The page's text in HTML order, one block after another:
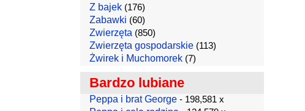
Z bajek(176)
Zabawki (60)
Zwierzęta (850)
Zwierzęta gospodarskie(113)
Żwirek i Muchomorek(7)
Bardzo lubiane
Peppa i brat George- 198,581 x